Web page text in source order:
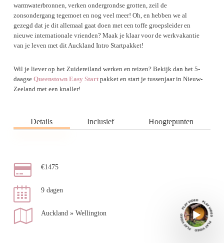
warmwaterbronnen, verken ondergrondse grotten, zeil de
zonsondergang tegemoet en nog veel meer! Oh, en hebben we al
gezegd dat je dit allemaal gaat doen met een toffe groepsleider en
nieuwe internationale vrienden? Maak je klaar voor de werkvakantie
van je leven met dit Auckland Intro Startpakket!
Wil je liever op het Zuidereiland werken en reizen? Bekijk dan het 5-
daagse Queenstown Easy Startpakket en start je tussenjaar in Nieuw-
Zeeland met een knaller!
Details Inclusief Hoogtepunten
€1475
9 dagen
Auckland » Wellington